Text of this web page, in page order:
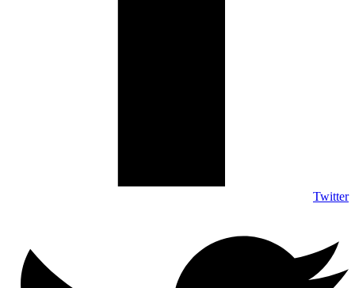
Twitter